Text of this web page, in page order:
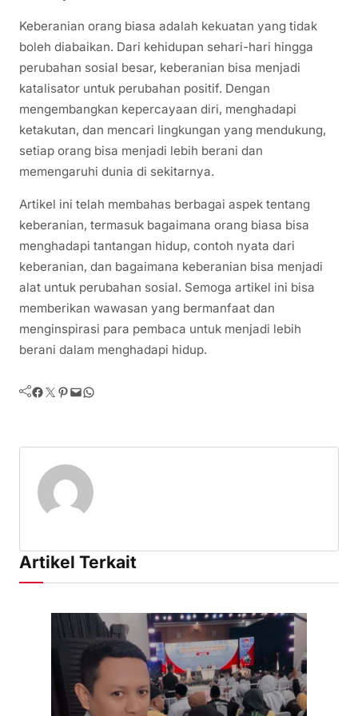
Keberanian orang biasa adalah kekuatan yang tidak
boleh diabaikan. Dari kehidupan sehari-hari hingga
perubahan sosial besar, keberanian bisa menjadi
katalisator untuk perubahan positif. Dengan
mengembangkan kepercayaan diri, menghadapi
ketakutan, dan mencari lingkungan yang mendukung,
setiap orang bisa menjadi lebih berani dan
memengaruhi dunia di sekitarnya.
Artikel ini telah membahas berbagai aspek tentang
keberanian, termasuk bagaimana orang biasa bisa
menghadapi tantangan hidup, contoh nyata dari
keberanian, dan bagaimana keberanian bisa menjadi
alat untuk perubahan sosial. Semoga artikel ini bisa
memberikan wawasan yang bermanfaat dan
menginspirasi para pembaca untuk menjadi lebih
berani dalam menghadapi hidup.
Facebook Twitter Pinterest Mail WhatsApp
Artikel Terkait